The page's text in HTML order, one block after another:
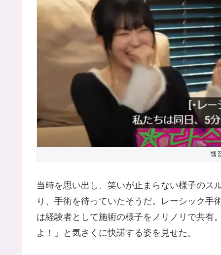
뱀
当時を思い出し、笑いが止まらない様子のス
り、手術を待っていたそうだ。レーシック
は経験者として施術の様子をノリノリで共有
よ！」と気さくに快諾する姿を見せた。